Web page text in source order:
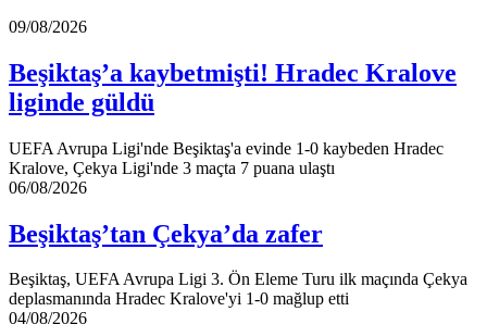
Beşiktaş’a
Hradec
Kralove
liginde
09/08/2026
Beşiktaş’a kaybetmişti! Hradec Kralove
liginde güldü
UEFA Avrupa Ligi'nde Beşiktaş'a evinde 1-0 kaybeden Hradec
Kralove, Çekya Ligi'nde 3 maçta 7 puana ulaştı
Beşiktaş’tan
zafer
06/08/2026
Beşiktaş’tan Çekya’da zafer
Beşiktaş, UEFA Avrupa Ligi 3. Ön Eleme Turu ilk maçında Çekya
deplasmanında Hradec Kralove'yi 1-0 mağlup etti
Beşiktaş’ın
04/08/2026